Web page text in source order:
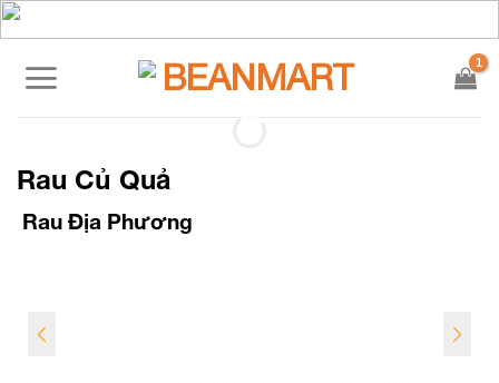
Skip
to
content
Rau Củ Quả
Rau Địa Phương